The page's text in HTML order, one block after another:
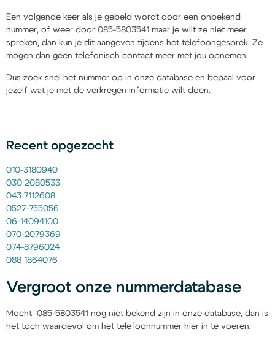
Een volgende keer als je gebeld wordt door een onbekend
nummer, of weer door 085-5803541 maar je wilt ze niet meer
spreken, dan kun je dit aangeven tijdens het telefoongesprek. Ze
mogen dan geen telefonisch contact meer met jou opnemen.
Dus zoek snel het nummer op in onze database en bepaal voor
jezelf wat je met de verkregen informatie wilt doen.
Recent opgezocht
010-3180940
030 2080533
043 7112608
0527-755056
06-14094100
070-2079369
074-8796024
088 1864076
Vergroot onze nummerdatabase
Mocht 085-5803541 nog niet bekend zijn in onze database, dan is
het toch waardevol om het telefoonnummer hier in te voeren.